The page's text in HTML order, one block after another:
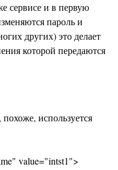
сервисе и в первую
пароль и
других) это делает
которой передаются
используется
value="intst1">